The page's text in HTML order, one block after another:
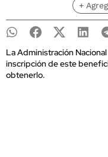
+
La Administración
inscripción de este
obtenerlo.